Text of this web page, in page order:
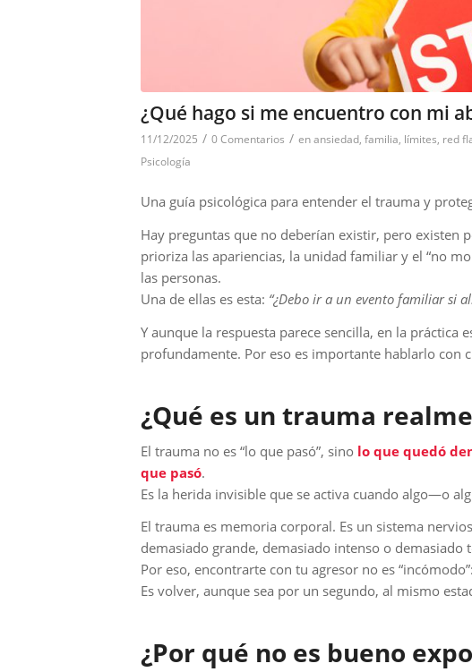
¿Qué hago si me encuentro con mi
11/12/2025 / 0 Comentarios / enansiedad, familia, límites, red
Psicología
Una guía psicológica para entender el trauma y
Hay preguntas que no deberían existir, pero existen
prioriza las apariencias, la unidad familiar y el “no
las personas.
Una de ellas es esta: “¿Debo ir a un evento familiar si
Y aunque la respuesta parece sencilla, en la práctica
profundamente. Por eso es importante hablarlo con
¿Qué es un trauma
El trauma no es “lo que pasó”, sino lo que quedó
que pasó.
Es la herida invisible que se activa cuando algo—o
El trauma es memoria corporal. Es un sistema
demasiado grande, demasiado intenso o demasiado
Por eso, encontrarte con tu agresor no es “incómodo”:
Es volver, aunque sea por un segundo, al mismo
¿Por qué no es bueno